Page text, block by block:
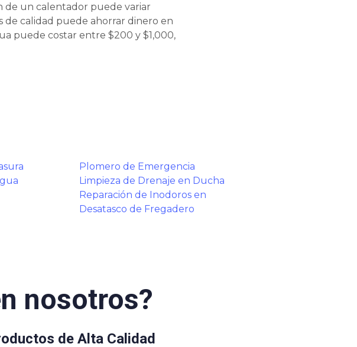
de un calentador puede variar
calidad puede ahorrar dinero en
puede costar entre $200 y $1,000,
Plomero de Emergencia
Limpieza de Drenaje en Ducha
Reparación de Inodoros en
Desatasco de Fregadero
nosotros?
de Alta Calidad